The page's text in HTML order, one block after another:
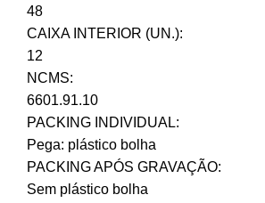
48
CAIXA INTERIOR (UN.):
12
NCMS:
6601.91.10
PACKING INDIVIDUAL:
Pega: plástico bolha
PACKING APÓS GRAVAÇÃO:
Sem plástico bolha